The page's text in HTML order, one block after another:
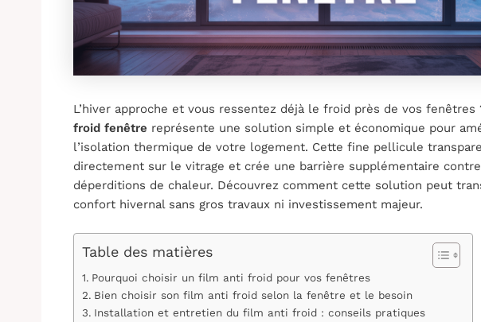
L’hiver approche et vous ressentez déjà le froid près de vos fenêtres
froid fenêtre représente une solution simple et économique pour
l’isolation thermique de votre logement. Cette fine pellicule
directement sur le vitrage et crée une barrière supplémentaire
déperditions de chaleur. Découvrez comment cette solution peut
confort hivernal sans gros travaux ni investissement majeur.
Table des matières
Pourquoi choisir un film anti froid pour vos fenêtres
Bien choisir son film anti froid selon la fenêtre et le besoin
Installation et entretien du film anti froid : conseils pratiques